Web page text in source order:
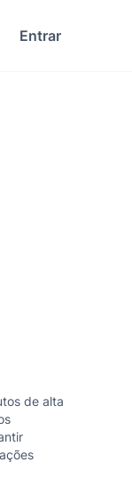
Entrar
de alta